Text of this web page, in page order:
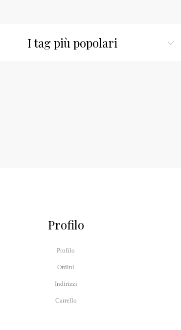
I tag più popolari
Profilo
Profilo
Ordini
Indirizzi
Carrello